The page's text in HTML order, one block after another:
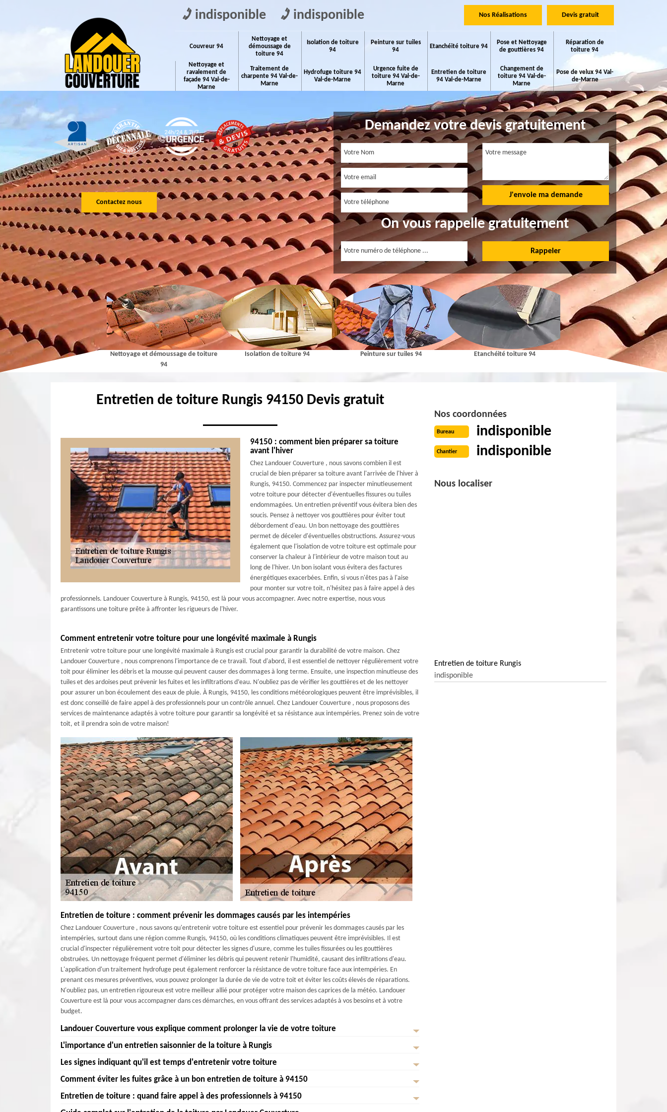
indisponible indisponible Nos Réalisations Devis gratuit
Couvreur 94
Nettoyage et
démoussage de
toiture 94
Isolation de toiture
94
Peinture sur tuiles
94
Etanchéité toiture 94
Pose et Nettoyage
de gouttières 94
Réparation de
toiture 94
Nettoyage et
ravalement de
façade 94 Val-de-
Marne
Traitement de
charpente 94 Val-de-
Marne
Hydrofuge toiture 94
Val-de-Marne
Urgence fuite de
toiture 94 Val-de-
Marne
Entretien de toiture
94 Val-de-Marne
Changement de
toiture 94 Val-de-
Marne
Pose de velux 94 Val-
de-Marne
Contactez nous
Demandez votre devis gratuitement
On vous rappelle gratuitement
Couvreur 94
Nettoyage et démoussage de toiture
94
Isolation de toiture 94 Peinture sur tuiles 94 Etanchéité toiture 94 Pose et Nettoyage de gouttières
Entretien de toiture Rungis 94150 Devis gratuit
94150 : comment bien préparer sa toiture
avant l'hiver
Chez Landouer Couverture , nous savons combien il est
crucial de bien préparer sa toiture avant l'arrivée de l'hiver à
Rungis, 94150. Commencez par inspecter minutieusement
votre toiture pour détecter d'éventuelles fissures ou tuiles
endommagées. Un entretien préventif vous évitera bien des
soucis. Pensez à nettoyer vos gouttières pour éviter tout
débordement d'eau. Un bon nettoyage des gouttières
permet de déceler d'éventuelles obstructions. Assurez-vous
également que l'isolation de votre toiture est optimale pour
conserver la chaleur à l'intérieur de votre maison tout au
long de l'hiver. Un bon isolant vous évitera des factures
énergétiques exacerbées. Enfin, si vous n'êtes pas à l'aise
pour monter sur votre toit, n'hésitez pas à faire appel à des
professionnels. Landouer Couverture à Rungis, 94150, est là pour vous accompagner. Avec notre expertise, nous vous
garantissons une toiture prête à affronter les rigueurs de l'hiver.
Comment entretenir votre toiture pour une longévité maximale à Rungis
Entretenir votre toiture pour une longévité maximale à Rungis est crucial pour garantir la durabilité de votre maison. Chez
Landouer Couverture , nous comprenons l'importance de ce travail. Tout d'abord, il est essentiel de nettoyer régulièrement votre
toit pour éliminer les débris et la mousse qui peuvent causer des dommages à long terme. Ensuite, une inspection minutieuse des
tuiles et des ardoises peut prévenir les fuites et les infiltrations d’eau. N'oubliez pas de vérifier les gouttières et de les nettoyer
pour assurer un bon écoulement des eaux de pluie. À Rungis, 94150, les conditions météorologiques peuvent être imprévisibles, il
est donc conseillé de faire appel à des professionnels pour un contrôle annuel. Chez Landouer Couverture , nous proposons des
services de maintenance adaptés à votre toiture pour garantir sa longévité et sa résistance aux intempéries. Prenez soin de votre
toit, et il prendra soin de votre maison!
Entretien de toiture : comment prévenir les dommages causés par les intempéries
Chez Landouer Couverture , nous savons qu'entretenir votre toiture est essentiel pour prévenir les dommages causés par les
intempéries, surtout dans une région comme Rungis, 94150, où les conditions climatiques peuvent être imprévisibles. Il est
crucial d'inspecter régulièrement votre toit pour détecter les signes d'usure, comme les tuiles fissurées ou les gouttières
obstruées. Un nettoyage fréquent permet d'éliminer les débris qui peuvent retenir l'humidité, causant des infiltrations d'eau.
L'application d'un traitement hydrofuge peut également renforcer la résistance de votre toiture face aux intempéries. En
prenant ces mesures préventives, vous pouvez prolonger la durée de vie de votre toit et éviter les coûts élevés de réparations.
N'oubliez pas, un entretien rigoureux est votre meilleur allié pour protéger votre maison des caprices de la météo. Landouer
Couverture est là pour vous accompagner dans ces démarches, en vous offrant des services adaptés à vos besoins et à votre
budget.
Landouer Couverture vous explique comment prolonger la vie de votre toiture
Landouer Couverture vous explique comment prolonger la vie de votre toiture à Rungis, 94150. Nous savons à quel point votre
toiture est essentielle pour protéger votre maison des intempéries. Pour garantir sa longévité, un entretien régulier est
Ensuite, vérifiez l'état des tuiles ou des ardoises; remplacez celles qui sont fissurées ou manquantes pour éviter les infiltrations.
N'oubliez pas de contrôler les gouttières et les descentes pluviales afin de prévenir les obstructions et les débordements. À
Landouer Couverture , nous recommandons également un traitement anti-mousse pour prévenir la réapparition des lichens et
L'importance d'un entretien saisonnier de la toiture à Rungis
Chez Landouer Couverture , nous comprenons l'importance cruciale d'un entretien saisonnier de la toiture à Rungis, 94150. La
toiture de votre maison est votre première ligne de défense contre les intempéries, et à Rungis, où les conditions
détecter et de réparer les éventuels dommages causés par les vents violents, les fortes pluies ou encore les chutes de neige,
avant qu'ils ne s'aggravent. En prenant soin de votre toiture, vous prolongez sa durée de vie et évitez des réparations coûteuses
Les signes indiquant qu'il est temps d'entretenir votre toiture
En tant que propriétaire à Rungis, 94150, il est crucial de reconnaître les signes indiquant qu'il est temps d'entretenir votre
toiture. Une inspection visuelle régulière est essentielle. Si vous remarquez des tuiles manquantes, des fissures ou des
Comment éviter les fuites grâce à un bon entretien de toiture à 94150
Chez Landouer Couverture , nous savons à quel point il est crucial de prévenir les fuites dans votre toiture à 94150. Un bon
entretien de toiture est votre première ligne de défense contre les intempéries à Rungis. D'abord, il est essentiel de faire
Entretien de toiture : quand faire appel à des professionnels à 94150
Nos coordonnées
Bureau indisponible
Chantier indisponible
Nous localiser
Entretien de toiture Rungis
indisponible